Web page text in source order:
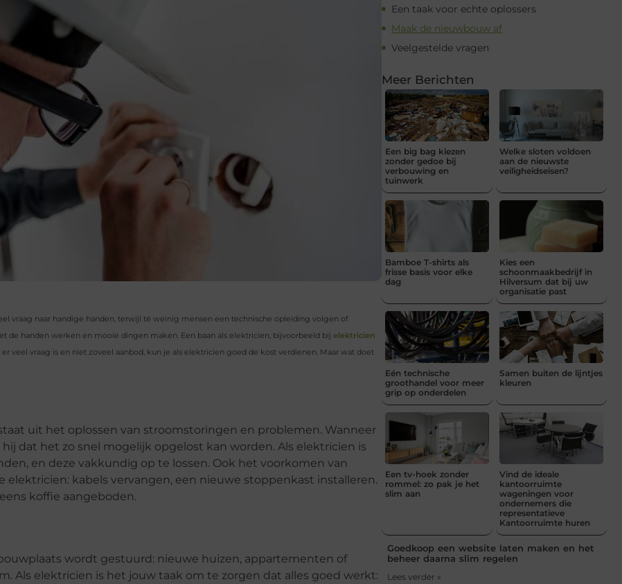
vraag naar handige handen, terwijl té weinig mensen een technische opleiding volgen of
de handen werken en mooie dingen maken. Een baan als elektricien, bijvoorbeeld bij elektricien
veel vraag is en niet zoveel aanbod, kun je als elektricien goed de kost verdienen. Maar wat doet
uit het oplossen van stroomstoringen en problemen. Wanneer
dat het zo snel mogelijk opgelost kan worden. Als elektricien is
en deze vakkundig op te lossen. Ook het voorkomen van
kabels vervangen, een nieuwe stoppenkast installeren.
koffie aangeboden.
wordt gestuurd: nieuwe huizen, appartementen of
Als elektricien is het jouw taak om te zorgen dat alles goed werkt:
Een taak voor echte oplossers
Maak de nieuwbouw af
Veelgestelde vragen
Meer Berichten
Een big bag kiezen
zonder gedoe bij
verbouwing en
tuinwerk
Welke sloten voldoen
aan de nieuwste
veiligheidseisen?
Bamboe T-shirts als
frisse basis voor elke
dag
Kies een
schoonmaakbedrijf in
Hilversum dat bij uw
organisatie past
Eén technische
groothandel voor meer
grip op onderdelen
Samen buiten de lijntjes
kleuren
Een tv-hoek zonder
rommel: zo pak je het
slim aan
Vind de ideale
kantoorruimte
wageningen voor
ondernemers die
representatieve
Kantoorruimte huren
Goedkoop een website laten maken en het
beheer daarna slim regelen
Lees verder »